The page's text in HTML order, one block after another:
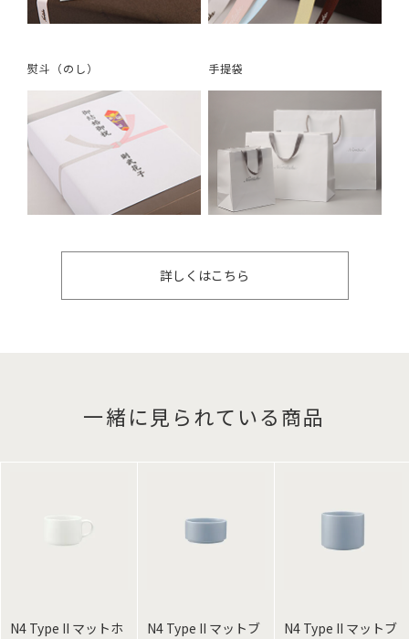
熨斗（のし） 手提袋
詳しくはこちら
一緒に見られている商品
N4 Type II マットホ
N4 Type II マットブ
N4 Type II マットブ